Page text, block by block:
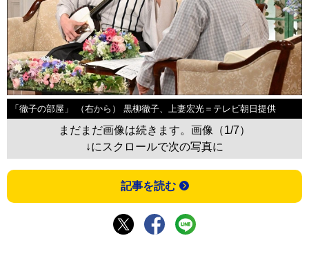
「徹子の部屋」 （右から） 黒柳徹子、上妻宏光＝テレビ朝日提供
まだまだ画像は続きます。画像（1/7）
↓にスクロールで次の写真に
記事を読む